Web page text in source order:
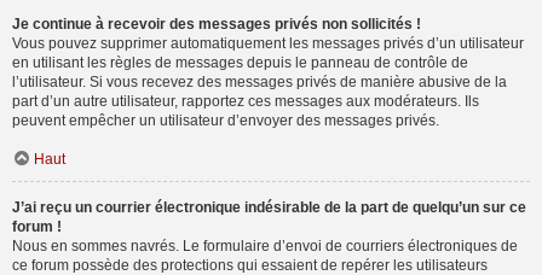
Je continue à recevoir des messages privés non sollicités !
Vous pouvez supprimer automatiquement les messages privés d’un utilisateur
en utilisant les règles de messages depuis le panneau de contrôle de
l’utilisateur. Si vous recevez des messages privés de manière abusive de la
part d’un autre utilisateur, rapportez ces messages aux modérateurs. Ils
peuvent empêcher un utilisateur d’envoyer des messages privés.
Haut
J’ai reçu un courrier électronique indésirable de la part de quelqu’un sur ce
forum !
Nous en sommes navrés. Le formulaire d’envoi de courriers électroniques de
ce forum possède des protections qui essaient de repérer les utilisateurs